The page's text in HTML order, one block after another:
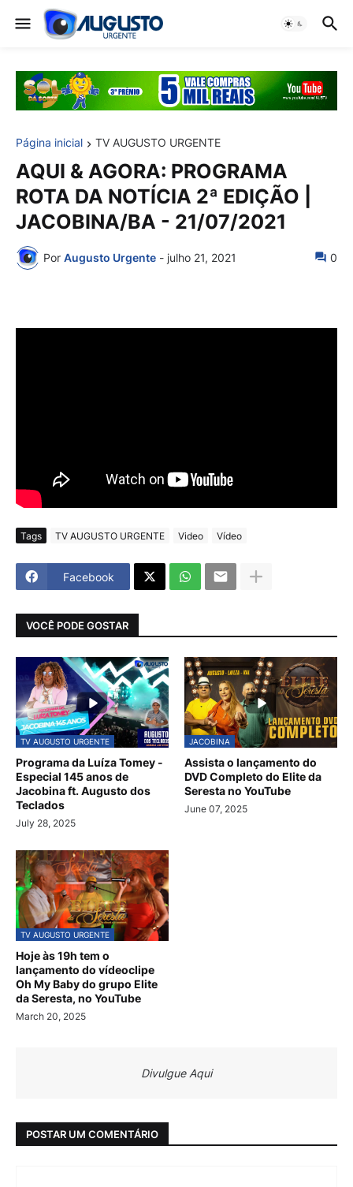
Página inicial TV AUGUSTO URGENTE
AQUI & AGORA: PROGRAMA
ROTA DA NOTÍCIA 2ª EDIÇÃO |
JACOBINA/BA - 21/07/2021
Por Augusto Urgente - julho 21, 2021 0
Tags TV AUGUSTO URGENTE Video Vídeo
Facebook
VOCÊ PODE GOSTAR
TV AUGUSTO URGENTE
Programa da Luíza Tomey -
Especial 145 anos de
Jacobina ft. Augusto dos
Teclados
July 28, 2025
JACOBINA
Assista o lançamento do
DVD Completo do Elite da
Seresta no YouTube
June 07, 2025
TV AUGUSTO URGENTE
Hoje às 19h tem o
lançamento do vídeoclipe
Oh My Baby do grupo Elite
da Seresta, no YouTube
March 20, 2025
Divulgue Aqui
POSTAR UM COMENTÁRIO